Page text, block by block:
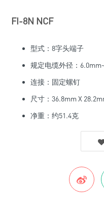
FI-8N NCF
型式：8字头端子
规定电缆外径：
连接：固定螺钉
尺寸：36.8mm X
净重：约51.4克